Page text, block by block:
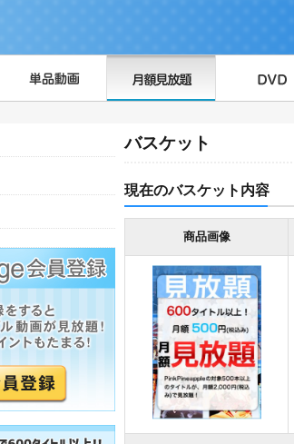
バスケット
現在のバスケット内容
商品画像